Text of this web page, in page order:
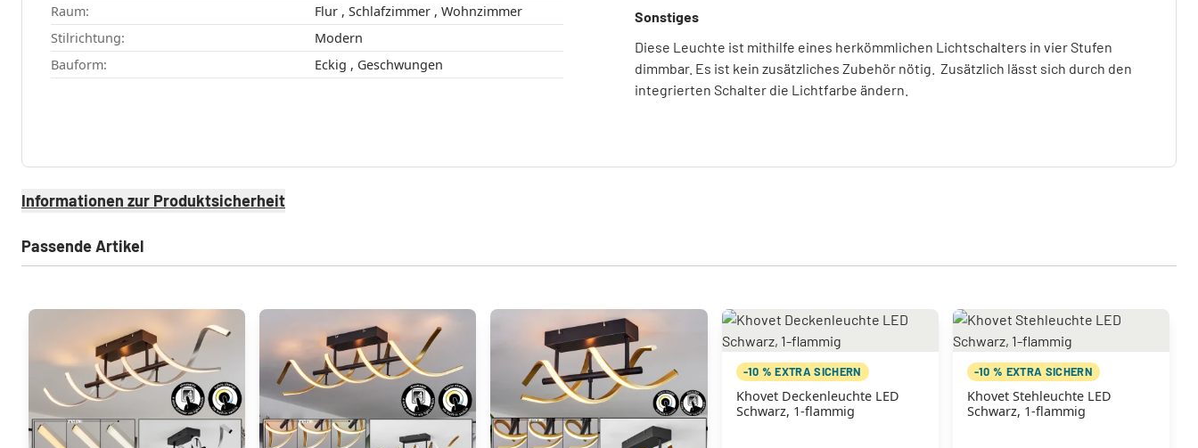
Raum:
Flur , Schlafzimmer , Wohnzimmer
Stilrichtung:
Modern
Bauform:
Eckig , Geschwungen
Sonstiges
Diese Leuchte ist mithilfe eines herkömmlichen Lichtschalters in vier Stufen
dimmbar. Es ist kein zusätzliches Zubehör nötig. Zusätzlich lässt sich durch den
integrierten Schalter die Lichtfarbe ändern.
Informationen zur Produktsicherheit
Passende Artikel
-10 % EXTRA SICHERN
Khovet Deckenleuchte LED
Schwarz, 1-flammig
-10 % EXTRA SICHERN
Khovet Stehleuchte LED
Schwarz, 1-flammig